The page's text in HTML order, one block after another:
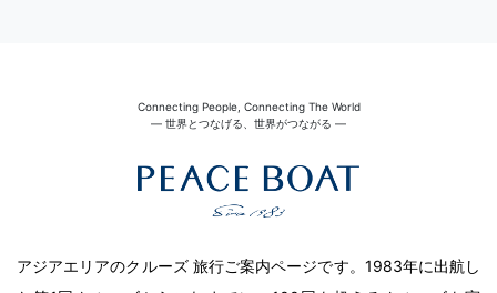
Connecting People, Connecting The World
― 世界とつなげる、世界がつながる ―
アジアエリアのクルーズ 旅行ご案内ページです。1983年に出航し